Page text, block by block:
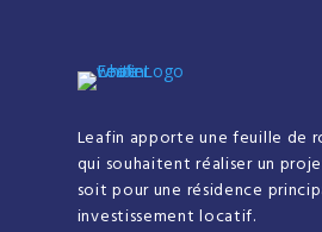
Leafin apporte une feuille de
qui souhaitent réaliser un
soit pour une résidence
investissement locatif.